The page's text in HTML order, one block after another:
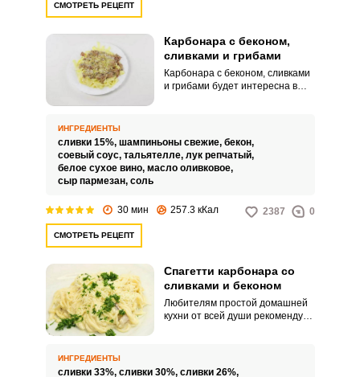
СМОТРЕТЬ РЕЦЕПТ
Карбонара с беконом,
сливками и грибами
Карбонара с беконом, сливками
и грибами будет интересна в
придется по вкусу абсолютно
всем.
ИНГРЕДИЕНТЫ
сливки 15%, шампиньоны свежие, бекон,
соевый соус, тальятелле, лук репчатый,
белое сухое вино, масло оливковое,
сыр пармезан, соль
30 мин 257.3 кКал 2387 0
СМОТРЕТЬ РЕЦЕПТ
Спагетти карбонара со
сливками и беконом
Любителям простой домашней
кухни от всей души рекомендую
невероятно вкусным, сочным и
ИНГРЕДИЕНТЫ
сливки 33%, сливки 30%, сливки 26%,